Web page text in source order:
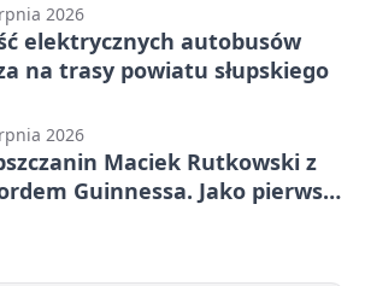
2026
elektrycznych autobusów
na trasy powiatu słupskiego
2026
Maciek Rutkowski z
Guinnessa. Jako pierwszy